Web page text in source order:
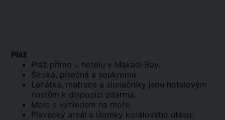
Pláž
Pláž přímo u hotelu v Makadi Bay.
Široká, písečná a soukromá.
Lehátka, matrace a slunečníky jsou hotelovým
hostům k dispozici zdarma.
Molo s výhledem na moře.
Plavecký areál s úlomky korálového útesu.